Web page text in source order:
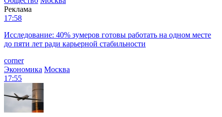
Реклама
17:58
Исследование: 40% зумеров готовы работать на одном месте
до пяти лет ради карьерной стабильности
corner
Экономика Москва
17:55